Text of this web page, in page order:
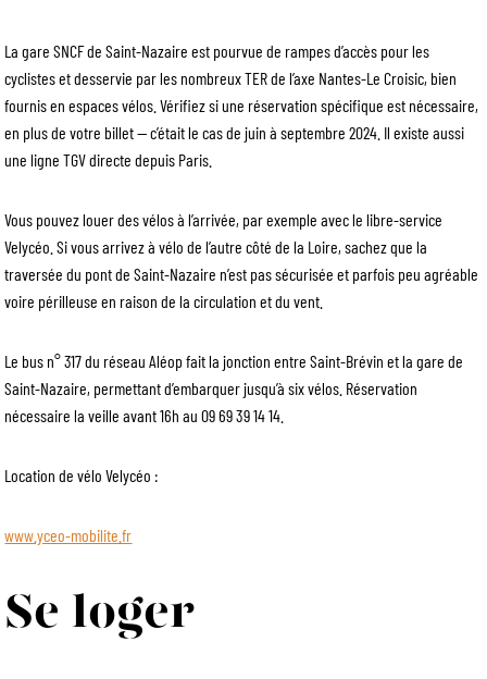
La gare SNCF de Saint-Nazaire est pourvue de rampes d’accès pour les
cyclistes et desservie par les nombreux TER de l’axe Nantes-Le Croisic, bien
fournis en espaces vélos. Vérifiez si une réservation spécifique est nécessaire,
en plus de votre billet — c’était le cas de juin à septembre 2024. Il existe aussi
une ligne TGV directe depuis Paris.
Vous pouvez louer des vélos à l’arrivée, par exemple avec le libre-service
Velycéo. Si vous arrivez à vélo de l’autre côté de la Loire, sachez que la
traversée du pont de Saint-Nazaire n’est pas sécurisée et parfois peu agréable
voire périlleuse en raison de la circulation et du vent.
Le bus n° 317 du réseau Aléop fait la jonction entre Saint-Brévin et la gare de
Saint-Nazaire, permettant d’embarquer jusqu’à six vélos. Réservation
nécessaire la veille avant 16h au 09 69 39 14 14.
Location de vélo Velycéo :
www.yceo-mobilite.fr
Se loger